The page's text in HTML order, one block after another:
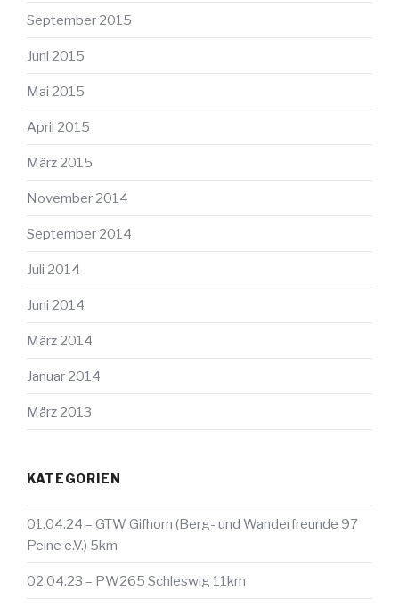
September 2015
Juni 2015
Mai 2015
April 2015
März 2015
November 2014
September 2014
Juli 2014
Juni 2014
März 2014
Januar 2014
März 2013
KATEGORIEN
01.04.24 – GTW Gifhorn (Berg- und Wanderfreunde 97
Peine e.V.) 5km
02.04.23 – PW265 Schleswig 11km